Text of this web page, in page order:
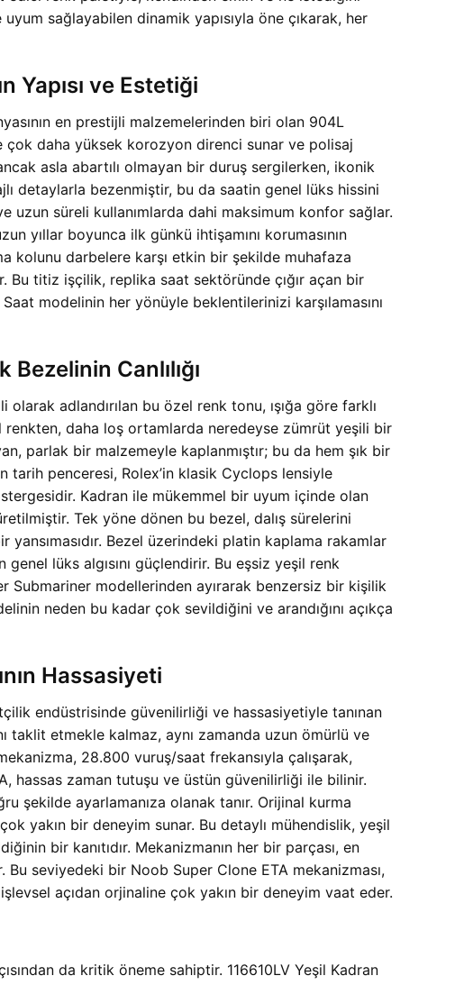
sağlayabilen dinamik yapısıyla öne çıkarak, her
Yapısı ve Estetiği
en prestijli malzemelerinden biri olan 904L
çok daha yüksek korozyon direnci sunar ve polisaj
asla abartılı olmayan bir duruş sergilerken, ikonik
detaylarla bezenmiştir, bu da saatin genel lüks hissini
uzun süreli kullanımlarda dahi maksimum konfor sağlar.
yıllar boyunca ilk günkü ihtişamını korumasının
kolunu darbelere karşı etkin bir şekilde muhafaza
Bu titiz işçilik, replika saat sektöründe çığır açan bir
modelinin her yönüyle beklentilerinizi karşılamasını
Canlılığı
adlandırılan bu özel renk tonu, ışığa göre farklı
renkten, daha loş ortamlarda neredeyse zümrüt yeşili bir
parlak bir malzemeyle kaplanmıştır; bu da hem şık bir
tarih penceresi, Rolex’in klasik Cyclops lensiyle
Kadran ile mükemmel bir uyum içinde olan
Tek yöne dönen bu bezel, dalış sürelerini
Bezel üzerindeki platin kaplama rakamlar
lüks algısını güçlendirir. Bu eşsiz yeşil renk
Submariner modellerinden ayırarak benzersiz bir kişilik
neden bu kadar çok sevildiğini ve arandığını açıkça
Hassasiyeti
endüstrisinde güvenilirliği ve hassasiyetiyle tanınan
taklit etmekle kalmaz, aynı zamanda uzun ömürlü ve
28.800 vuruş/saat frekansıyla çalışarak,
hassas zaman tutuşu ve üstün güvenilirliği ile bilinir.
şekilde ayarlamanıza olanak tanır. Orijinal kurma
yakın bir deneyim sunar. Bu detaylı mühendislik, yeşil
bir kanıtıdır. Mekanizmanın her bir parçası, en
seviyedeki bir Noob Super Clone ETA mekanizması,
açıdan orjinaline çok yakın bir deneyim vaat eder.
da kritik öneme sahiptir. 116610LV Yeşil Kadran